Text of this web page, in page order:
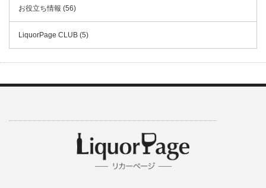
お役立ち情報 (56)
LiquorPage CLUB (5)